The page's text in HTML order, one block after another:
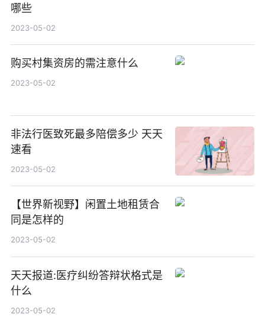
哪些
2023-05-02
购买村集资房的需注意什么
2023-05-02
非法行医致死最多陪偿多少 天天
速看
2023-05-02
【世界新视野】闲置土地租赁合
同是怎样的
2023-05-02
天天报道:医疗纠纷答辩状格式是
什么
2023-05-02